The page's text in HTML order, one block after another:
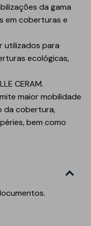
da gama
em coberturas e
utilizados para
ecológicas,
CERAM.
maior mobilidade
da cobertura,
bem como